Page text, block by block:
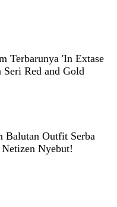
Terbarunya 'In Extase
Seri Red and Gold
Balutan Outfit Serba
Nyebut!